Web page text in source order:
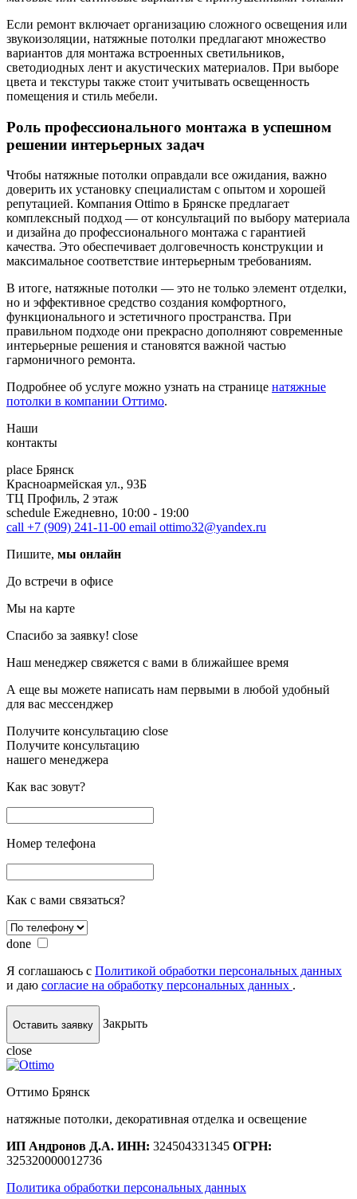
Если ремонт включает организацию сложного освещения или
звукоизоляции, натяжные потолки предлагают множество
вариантов для монтажа встроенных светильников,
светодиодных лент и акустических материалов. При выборе
цвета и текстуры также стоит учитывать освещенность
помещения и стиль мебели.
Роль профессионального монтажа в успешном
решении интерьерных задач
Чтобы натяжные потолки оправдали все ожидания, важно
доверить их установку специалистам с опытом и хорошей
репутацией. Компания Ottimo в Брянске предлагает
комплексный подход — от консультаций по выбору материала
и дизайна до профессионального монтажа с гарантией
качества. Это обеспечивает долговечность конструкции и
максимальное соответствие интерьерным требованиям.
В итоге, натяжные потолки — это не только элемент отделки,
но и эффективное средство создания комфортного,
функционального и эстетичного пространства. При
правильном подходе они прекрасно дополняют современные
интерьерные решения и становятся важной частью
гармоничного ремонта.
Подробнее об услуге можно узнать на странице натяжные
потолки в компании Оттимо.
Наши
контакты
place Брянск
Красноармейская ул., 93Б
ТЦ Профиль, 2 этаж
schedule Ежедневно, 10:00 - 19:00
call +7 (909) 241-11-00 email ottimo32@yandex.ru
Пишите, мы онлайн
До встречи в офисе
Мы на карте
Спасибо за заявку! close
Наш менеджер свяжется с вами в ближайшее время
А еще вы можете написать нам первыми в любой удобный
для вас мессенджер
Получите консультацию close
Получите консультацию
нашего менеджера
Как вас зовут?
Номер телефона
Как с вами связаться?
done
Я соглашаюсь с Политикой обработки персональных данных
и даю согласие на обработку персональных данных .
Оставить заявку
Закрыть
close
Оттимо Брянск
натяжные потолки, декоративная отделка и освещение
ИП Андронов Д.А. ИНН: 324504331345 ОГРН:
325320000012736
Политика обработки персональных данных